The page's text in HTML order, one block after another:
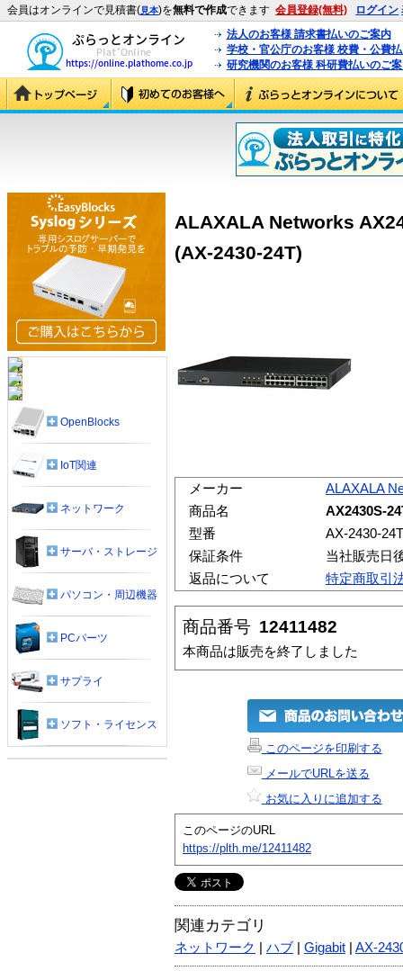
会員はオンラインで見積書(見本)を無料で作成できます 会員登録(無料) ログイン
法人のお客様 請求書払いのご案内
学校・官公庁のお客様 校費・公費
研究機関のお客様 科研費払いのご
ALAXALA Networks
(AX-2430-24T)
メーカー
ALAXALA
商品名
AX2430S-
型番
AX-2430-24T
保証条件
当社販売日
返品について
特定商取引
商品番号 12411482
本商品は販売を終了しました
このページを印刷する
メールでURLを送る
お気に入りに追加する
このページのURL
https://plth.me/12411482
関連カテゴリ
ネットワーク ハブ Gigabit AX-
OpenBlocks
IoT関連
ネットワーク
サーバ・ストレージ
パソコン・周辺機器
PCパーツ
サプライ
ソフト・ライセンス